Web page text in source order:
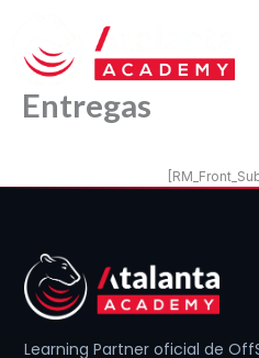
contenido
Entregas
Learning Partner oficial de